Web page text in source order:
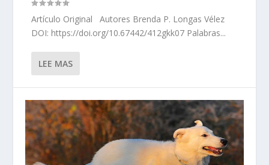
Artículo Original Autores Brenda P. Longas Vélez
DOI: https://doi.org/10.67442/412gkk07 Palabras...
LEE MAS